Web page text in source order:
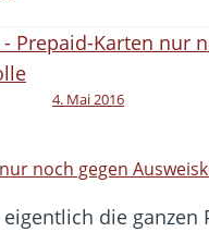
4. Mai 2016
noch gegen
die ganzen